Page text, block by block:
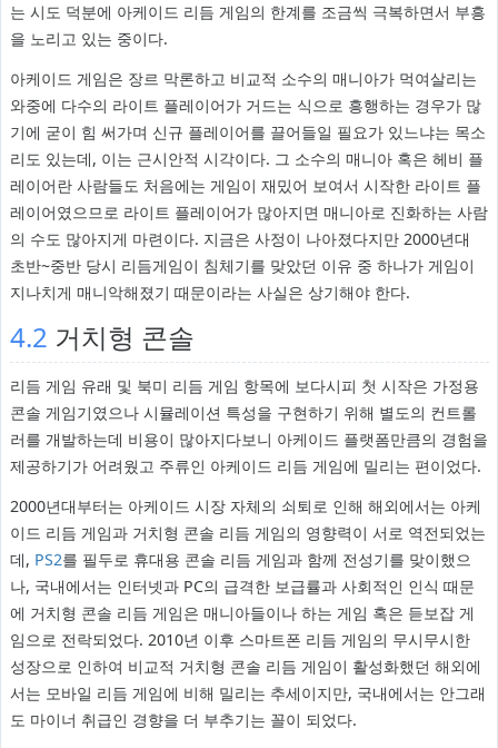
는 시도 덕분에 아케이드 리듬 게임의 한계를 조금씩 극복하면서 부흥
을 노리고 있는 중이다.
아케이드 게임은 장르 막론하고 비교적 소수의 매니아가 먹여살리는
와중에 다수의 라이트 플레이어가 거드는 식으로 흥행하는 경우가 많
기에 굳이 힘 써가며 신규 플레이어를 끌어들일 필요가 있느냐는 목소
리도 있는데, 이는 근시안적 시각이다. 그 소수의 매니아 혹은 헤비 플
레이어란 사람들도 처음에는 게임이 재밌어 보여서 시작한 라이트 플
레이어였으므로 라이트 플레이어가 많아지면 매니아로 진화하는 사람
의 수도 많아지게 마련이다. 지금은 사정이 나아졌다지만 2000년대
초반~중반 당시 리듬게임이 침체기를 맞았던 이유 중 하나가 게임이
지나치게 매니악해졌기 때문이라는 사실은 상기해야 한다.
4.2 거치형 콘솔
리듬 게임 유래 및 북미 리듬 게임 항목에 보다시피 첫 시작은 가정용
콘솔 게임기였으나 시뮬레이션 특성을 구현하기 위해 별도의 컨트롤
러를 개발하는데 비용이 많아지다보니 아케이드 플랫폼만큼의 경험을
제공하기가 어려웠고 주류인 아케이드 리듬 게임에 밀리는 편이었다.
2000년대부터는 아케이드 시장 자체의 쇠퇴로 인해 해외에서는 아케
이드 리듬 게임과 거치형 콘솔 리듬 게임의 영향력이 서로 역전되었는
데, PS2를 필두로 휴대용 콘솔 리듬 게임과 함께 전성기를 맞이했으
나, 국내에서는 인터넷과 PC의 급격한 보급률과 사회적인 인식 때문
에 거치형 콘솔 리듬 게임은 매니아들이나 하는 게임 혹은 듣보잡 게
임으로 전락되었다. 2010년 이후 스마트폰 리듬 게임의 무시무시한
성장으로 인하여 비교적 거치형 콘솔 리듬 게임이 활성화했던 해외에
서는 모바일 리듬 게임에 비해 밀리는 추세이지만, 국내에서는 안그래
도 마이너 취급인 경향을 더 부추기는 꼴이 되었다.